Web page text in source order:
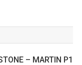
– MARTIN P1